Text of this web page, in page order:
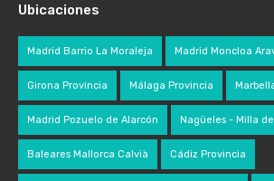
Ubicaciones
Madrid Barrio La Moraleja Madrid Moncloa
Girona Provincia Málaga Provincia
Madrid Pozuelo de Alarcón Nagüeles - Milla
Baleares Mallorca Calvià Cádiz Provincia